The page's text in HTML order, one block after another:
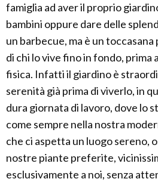
famiglia ad aver il proprio
bambini oppure dare delle
un barbecue, ma è un
di chi lo vive fino in fondo, prima
fisica. Infatti il giardino è
serenità già prima di viverlo, in
dura giornata di lavoro, dove lo
come sempre nella nostra
che ci aspetta un luogo sereno,
nostre piante preferite,
esclusivamente a noi, senza